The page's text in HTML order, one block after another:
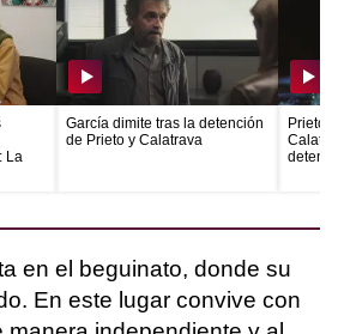
La
García dimite tras la detención
de Prieto y Calatrava
Prieto
en el beguinato, donde su
En este lugar convive con